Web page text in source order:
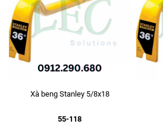
Xà beng Stanley 5/8x18
55-118